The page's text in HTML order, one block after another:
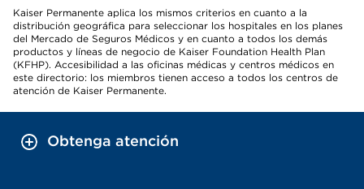
Kaiser Permanente aplica los mismos criterios en cuanto a la
distribución geográfica para seleccionar los hospitales en los planes
del Mercado de Seguros Médicos y en cuanto a todos los demás
productos y líneas de negocio de Kaiser Foundation Health Plan
(KFHP). Accesibilidad a las oficinas médicas y centros médicos en
este directorio: los miembros tienen acceso a todos los centros de
atención de Kaiser Permanente.
Obtenga atención